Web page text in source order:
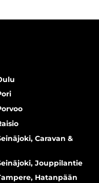
Caravan &
Jouppilantie
Hatanpään